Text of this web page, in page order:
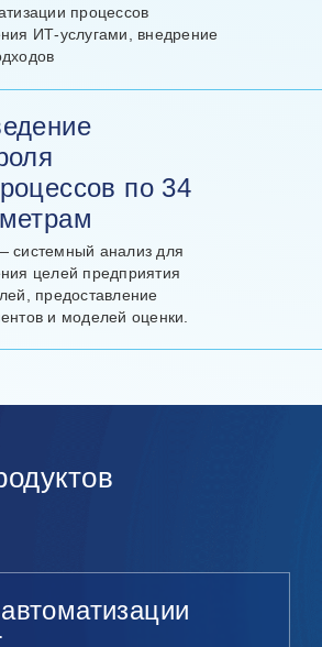
процессов
ИТ‑услугами, внедрение
по 34
системный анализ для
целей предприятия
предоставление
и моделей оценки.